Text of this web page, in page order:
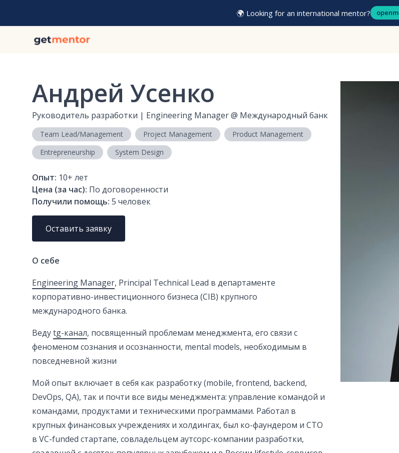
🌍 Looking for an international mentor?
Андрей Усенко
Руководитель разработки | Engineering Manager@ Международный банк
Team Lead/Management Project Management
Product Management
Entrepreneurship
System Design
Опыт: 10+ лет
Цена (за час): По договоренности
Получили помощь: 5 человек
Оставить заявку
О себе
Engineering Manager, Principal Technical Lead в департаменте
корпоративно-инвестиционного бизнеса (CIB) крупного
международного банка.
Ведуtg-канал, посвященный проблемам менеджмента, его связи с
феноменом сознания и осознанности, mental models, необходимым в
повседневной жизни
Мой опыт включает в себя как разработку (mobile, frontend, backend,
DevOps, QA), так и почти все виды менеджмента: управление командой и
командами, продуктами и техническими программами. Работал в
крупных финансовых учреждениях и холдингах, был ко-фаундером и CTO
в VC-funded стартапе, совладельцем аутсорс-компании разработки,